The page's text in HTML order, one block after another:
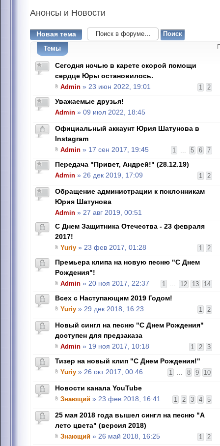
Анонсы и Новости
Новая тема
Темы
Сегодня ночью в карете скорой помощи
сердце Юры остановилось.
1 2
Admin » 23 июн 2022, 19:01
Уважаемые друзья!
Admin » 09 июл 2022, 18:45
Официальный аккаунт Юрия Шатунова в
Instagram
1 ... 5 6 7
Admin » 17 сен 2017, 19:45
Передача "Привет, Андрей!" (28.12.19)
1 2
Admin » 26 дек 2019, 17:09
Обращение администрации к поклонникам
Юрия Шатунова
Admin » 27 авг 2019, 00:51
С Днем Защитника Отечества - 23 февраля
2017!
1 2
Yuriy » 23 фев 2017, 01:28
Премьера клипа на новую песню "С Днем
Рождения"!
1 ... 12 13 14
Admin » 20 ноя 2017, 22:37
Всех с Наступающим 2019 Годом!
1 2
Yuriy » 29 дек 2018, 16:23
Новый сингл на песню "С Днем Рождения"
доступен для предзаказа
1 2 3
Admin » 19 ноя 2017, 10:18
Тизер на новый клип "С Днем Рождения!"
1 ... 8 9 10
Yuriy » 26 окт 2017, 00:46
Новости канала YouTube
1 2 3 4 5
Знающий » 23 фев 2018, 16:41
25 мая 2018 года вышел сингл на песню "А
лето цвета" (версия 2018)
1 2
Знающий » 26 май 2018, 16:25